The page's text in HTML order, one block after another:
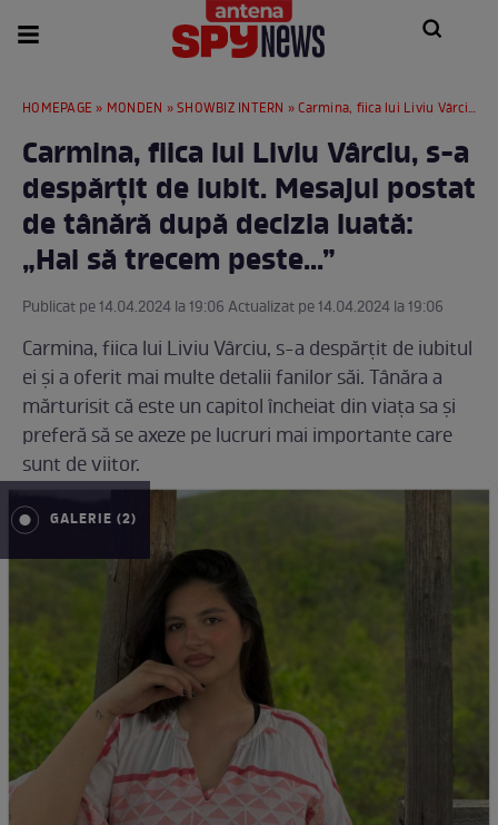
HOMEPAGE » MONDEN »SHOWBIZ INTERN » Carmina, fiica lui Liviu Vârciu, s-a despărțit de iubit. Mesajul postat de tânără după decizia luată: „Hai să trecem peste...”
Carmina, fiica lui Liviu Vârciu, s-a
despărțit de iubit. Mesajul postat
de tânără după decizia luată:
„Hai să trecem peste...”
Publicat pe 14.04.2024 la 19:06 Actualizat pe 14.04.2024 la 19:06
Carmina, fiica lui Liviu Vârciu, s-a despărțit de iubitul
ei și a oferit mai multe detalii fanilor săi. Tânăra a
mărturisit că este un capitol încheiat din viața sa și
preferă să se axeze pe lucruri mai importante care
sunt de viitor.
GALERIE (2)